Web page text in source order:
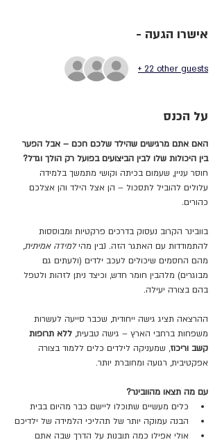
- אישרו הגעה
+ 22 other guests
על הכנס
האם אתם מרגישים שהילד שלכם חכם – אבל הפער
בין היכולות שלו לבין הביצועים בפועל רק הולך וגדל?
חוסר עניין, שעמום בכיתה וקושי מתמשך בלמידה
עלולים להוביל לתסכול – הן אצל הילד והן אצלכם
כהורים.
בוובינר הקרוב נעסוק בדרכים פרקטיות ומבוססות
להתמודדות עם האתגר הזה. נבין מהי למידה אמיתית,
מהם החסמים שיכולים לעכב ילדים (ולעתים גם
מבוגרים) מלהבין חומר חדש, וכיצד ניתן לזהות ולטפל
בהם בצורה יעילה.
ההרצאה תציג גישה ייחודית, שכבר סייעה לעשרות
משפחות ברחבי הארץ – גישה טבעית, ללא תרופות
קשב וריכוז, שמעניקה לילדים כלים ללמוד בצורה
אפקטיבית, רגועה ומחוברת יותר.
עם מה תצאו מהוובינר?
כלים מעשיים שתוכלו ליישם כבר מהיום בבית
הבנה עמוקה יותר של תהליכי הלמידה של ילדיכם
אולי אפילו כמה תובנות על הדרך שבה אתם